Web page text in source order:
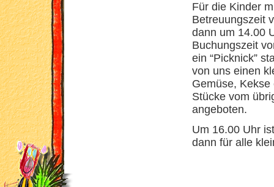
Für die Kinder
Betreuungszeit
dann um 14.00
Buchungszeit
ein “Picknick”
von uns einen
Gemüse,
Stücke vom
angeboten.
Um 16.00 Uhr
dann für alle